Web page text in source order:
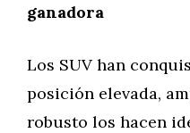
ganadora
Los SUV han
posición elevada,
robusto los hacen